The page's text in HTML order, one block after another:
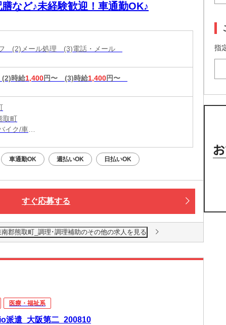
など♪未経験歓迎！車通勤OK♪
フ (2)メール処理 (3)電話・メール
(2)時給1,400円〜 (3)時給1,400円〜
取町
イク/車
車通勤OK 週払いOK 日払いOK
すぐ応募する
郡熊取町_調理･調理補助のその他の求人を見る
医療・福祉系
派遣_大阪第二_200810
指